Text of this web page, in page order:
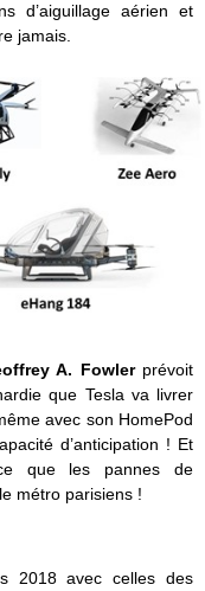
d’aiguillage aérien et
jamais.
A. Fowler prévoit
que Tesla va livrer
avec son HomePod
d’anticipation ! Et
que les pannes de
métro parisiens !
2018 avec celles des